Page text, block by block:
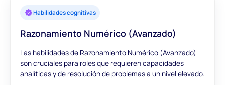
Habilidades cognitivas
Razonamiento Numérico (Avanzado)
Las habilidades de Razonamiento Numérico (Avanzado)
son cruciales para roles que requieren capacidades
analíticas y de resolución de problemas a un nivel elevado.